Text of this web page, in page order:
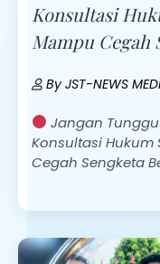
Konsultasi
Mampu Cegah
By JST-NEWS
Jangan
Konsultasi Hukum
Cegah Sengketa